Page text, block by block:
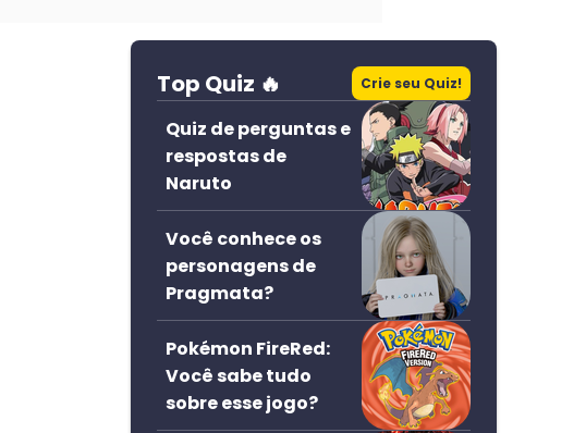
Top Quiz 🔥 Crie seu Quiz!
Quiz de perguntas e
respostas de
Naruto
Você conhece os
personagens de
Pragmata?
Pokémon FireRed:
Você sabe tudo
sobre esse jogo?